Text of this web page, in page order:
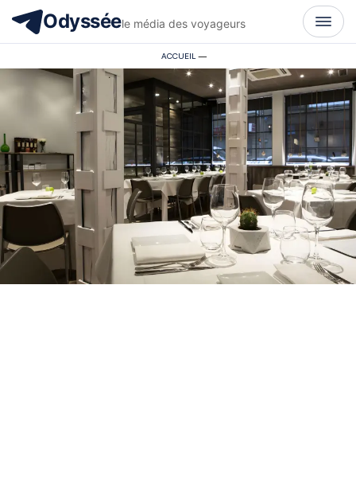
Odysséele média des voyageurs
ACCUEIL —